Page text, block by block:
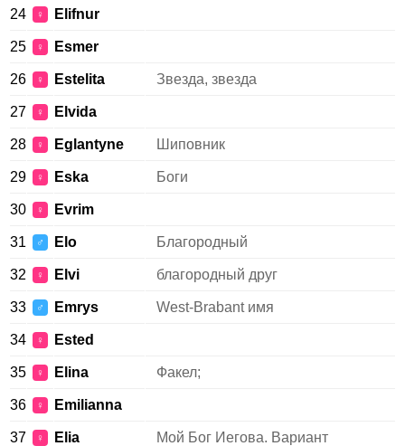
24 ♀ Elifnur
25 ♀ Esmer
26 ♀ Estelita Звезда, звезда
27 ♀ Elvida
28 ♀ Eglantyne Шиповник
29 ♀ Eska Боги
30 ♀ Evrim
31 ♂ Elo Благородный
32 ♀ Elvi благородный друг
33 ♂ Emrys West-Brabant имя
34 ♀ Ested
35 ♀ Elina Факел;
36 ♀ Emilianna
37 ♀ Elia
Мой Бог Иегова. Вариант